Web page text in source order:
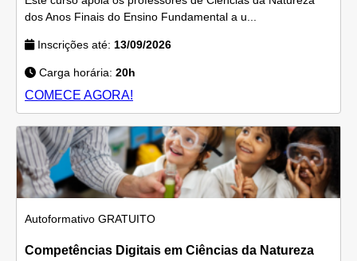
dos Anos Finais do Ensino Fundamental a u...
Inscrições até: 13/09/2026
Carga horária: 20h
COMECE AGORA!
Autoformativo GRATUITO
Competências Digitais em Ciências da Natureza